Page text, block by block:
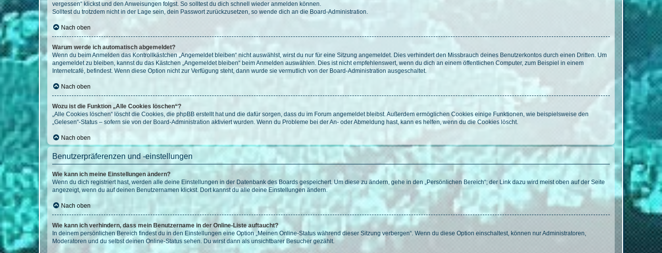
vergessen“ klickst und den Anweisungen folgst. So solltest du dich schnell wieder anmelden können.
Solltest du trotzdem nicht in der Lage sein, dein Passwort zurückzusetzen, so wende dich an die Board-Administration.
Nach oben
Warum werde ich automatisch abgemeldet?
Wenn du beim Anmelden das Kontrollkästchen „Angemeldet bleiben“ nicht auswählst, wirst du nur für eine Sitzung angemeldet. Dies verhindert den Missbrauch deines Benutzerkontos durch einen Dritten. Um
angemeldet zu bleiben, kannst du das Kästchen „Angemeldet bleiben“ beim Anmelden auswählen. Dies ist nicht empfehlenswert, wenn du dich an einem öffentlichen Computer, zum Beispiel in einem
Internetcafé, befindest. Wenn diese Option nicht zur Verfügung steht, dann wurde sie vermutlich von der Board-Administration ausgeschaltet.
Nach oben
Wozu ist die Funktion „Alle Cookies löschen“?
„Alle Cookies löschen“ löscht die Cookies, die phpBB erstellt hat und die dafür sorgen, dass du im Forum angemeldet bleibst. Außerdem ermöglichen Cookies einige Funktionen, wie beispielsweise den
„Gelesen“-Status – sofern sie von der Board-Administration aktiviert wurden. Wenn du Probleme bei der An- oder Abmeldung hast, kann es helfen, wenn du die Cookies löscht.
Nach oben
Benutzerpräferenzen und -einstellungen
Wie kann ich meine Einstellungen ändern?
Wenn du dich registriert hast, werden alle deine Einstellungen in der Datenbank des Boards gespeichert. Um diese zu ändern, gehe in den „Persönlichen Bereich“; der Link dazu wird meist oben auf der Seite
angezeigt, wenn du auf deinen Benutzernamen klickst. Dort kannst du alle deine Einstellungen ändern.
Nach oben
Wie kann ich verhindern, dass mein Benutzername in der Online-Liste auftaucht?
In deinem persönlichen Bereich findest du in den Einstellungen eine Option „Meinen Online-Status während dieser Sitzung verbergen“. Wenn du diese Option einschaltest, können nur Administratoren,
Moderatoren und du selbst deinen Online-Status sehen. Du wirst dann als unsichtbarer Besucher gezählt.